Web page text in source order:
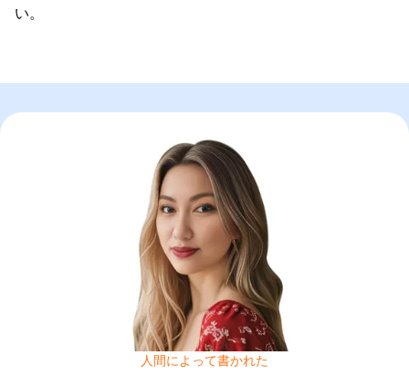
い。
人間によって書かれた